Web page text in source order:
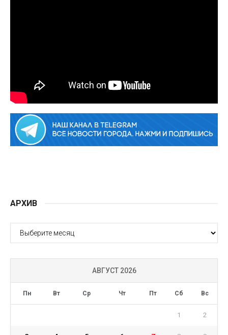
АРХИВ
АРХИВ
АВГУСТ 2026
Пн Вт Ср Чт Пт Сб Вс
1 2